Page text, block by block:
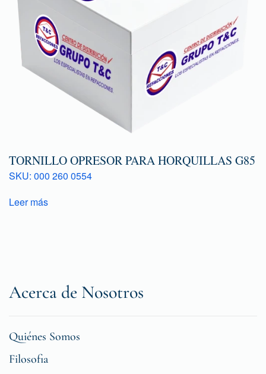
TORNILLO OPRESOR PARA HORQUILLAS G85
SKU: 000 260 0554
Leer más
Acerca de Nosotros
Quiénes Somos
Filosofia